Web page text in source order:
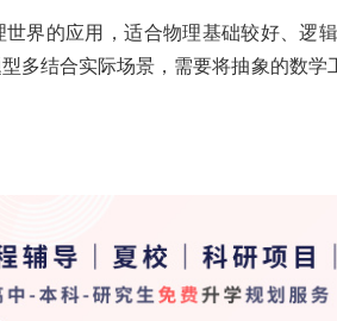
界的应用，适合物理基础较好、逻
多结合实际场景，需要将抽象的数